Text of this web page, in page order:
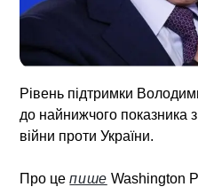
Рівень підтримки
до найнижчого показника
війни проти України.
Про цепише Washington